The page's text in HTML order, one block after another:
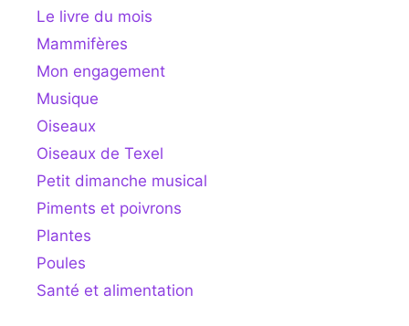
Le livre du mois
Mammifères
Mon engagement
Musique
Oiseaux
Oiseaux de Texel
Petit dimanche musical
Piments et poivrons
Plantes
Poules
Santé et alimentation